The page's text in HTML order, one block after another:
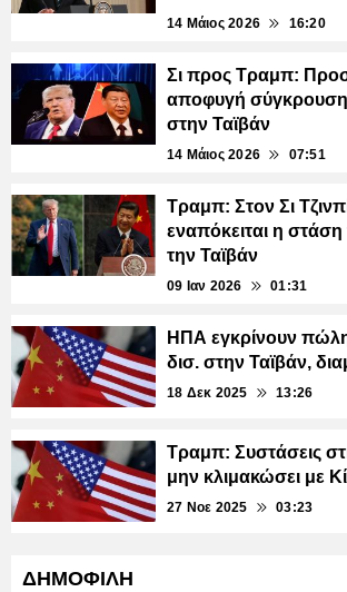
14 Μάιος 2026 16:20
Σι προς Τραμπ:
αποφυγή
στην Ταϊβάν
14 Μάιος 2026 07:51
Τραμπ: Στον Σι
εναπόκειται η στάση
την Ταϊβάν
09 Ιαν 2026 01:31
ΗΠΑ εγκρίνουν
δισ. στην Ταϊβάν,
18 Δεκ 2025 13:26
Τραμπ: Συστάσεις
μην κλιμακώσει με
27 Νοε 2025 03:23
ΔΗΜΟΦΙΛΗ